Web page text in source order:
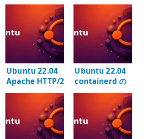
Ubuntu 22.04
Apache HTTP/2
有効化 – TLS
VirtualHost で
h2 を使う
Ubuntu 22.04
containerd の
設定 –
Kubernetes ノ
ード向けに
SystemdCgrou
p を有効化する